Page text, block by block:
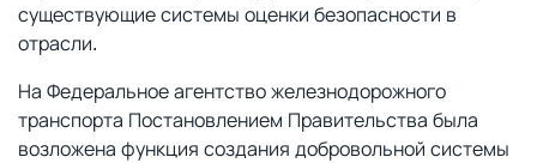
существующие системы оценки безопасности в
отрасли.
На Федеральное агентство железнодорожного
транспорта Постановлением Правительства была
возложена функция создания добровольной системы